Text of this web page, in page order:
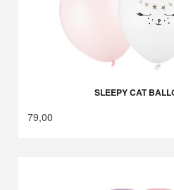
SLEEPY CAT
79,00